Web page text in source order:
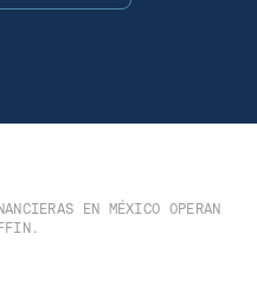
EN MÉXICO OPERAN